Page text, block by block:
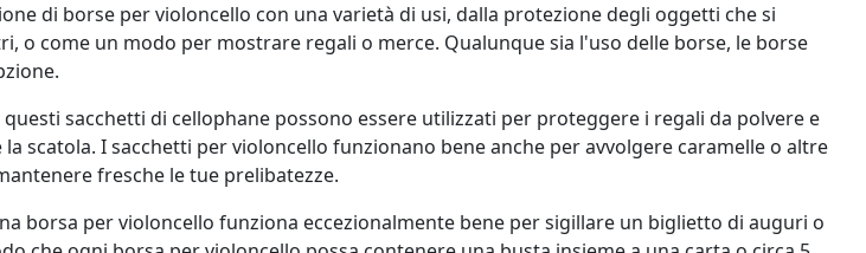
di borse per violoncello con una varietà di usi, dalla protezione degli oggetti che si
o come un modo per mostrare regali o merce. Qualunque sia l'uso delle borse, le borse
sacchetti di cellophane possono essere utilizzati per proteggere i regali da polvere e
scatola. I sacchetti per violoncello funzionano bene anche per avvolgere caramelle o altre
fresche le tue prelibatezze.
borsa per violoncello funziona eccezionalmente bene per sigillare un biglietto di auguri o